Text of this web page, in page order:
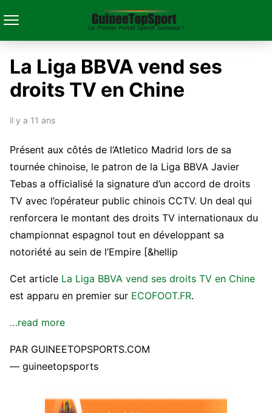
La Liga BBVA vend ses
droits TV en Chine
il y a 11 ans
Présent aux côtés de l’Atletico Madrid lors de sa
tournée chinoise, le patron de la Liga BBVA Javier
Tebas a officialisé la signature d’un accord de droits
TV avec l’opérateur public chinois CCTV. Un deal qui
renforcera le montant des droits TV internationaux du
championnat espagnol tout en développant sa
notoriété au sein de l’Empire [&hellip
Cet article La Liga BBVA vend ses droits TV en Chine
est apparu en premier sur ECOFOOT.FR.
…read more
PAR GUINEETOPSPORTS.COM
— guineetopsports